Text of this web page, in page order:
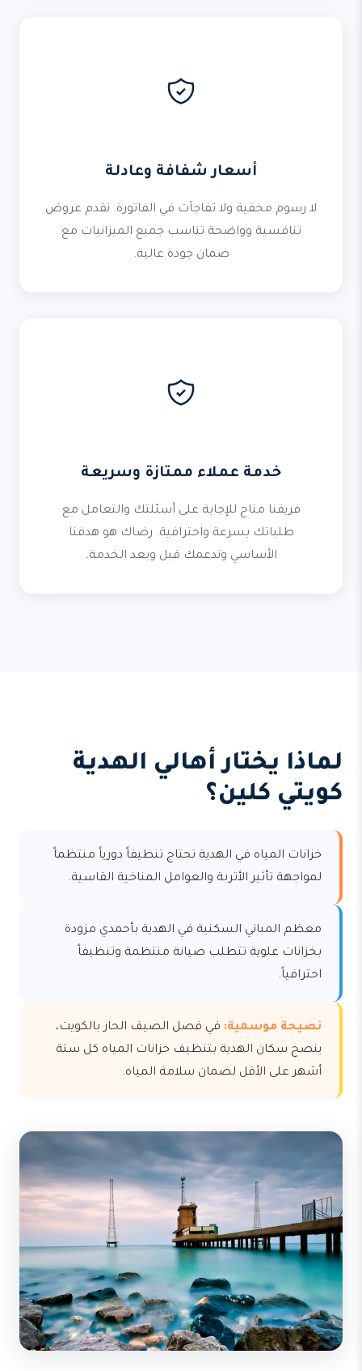
أسعار شفافة وعادلة
لا رسوم مخفية ولا تفاجآت في الفاتورة. نقدم عروض
تنافسية وواضحة تناسب جميع الميزانيات مع
ضمان جودة عالية.
خدمة عملاء ممتازة وسريعة
فريقنا متاح للإجابة على أسئلتك والتعامل مع
طلباتك بسرعة واحترافية. رضاك هو هدفنا
الأساسي وندعمك قبل وبعد الخدمة.
لماذا يختار أهالي الهدية
كويتي كلين؟
خزانات المياه في الهدية تحتاج تنظيفاً دورياً منتظماً
لمواجهة تأثير الأتربة والعوامل المناخية القاسية.
معظم المباني السكنية في الهدية بأحمدي مزودة
بخزانات علوية تتطلب صيانة منتظمة وتنظيفاً
احترافياً.
نصيحة موسمية: في فصل الصيف الحار بالكويت،
ينصح سكان الهدية بتنظيف خزانات المياه كل ستة
أشهر على الأقل لضمان سلامة المياه.